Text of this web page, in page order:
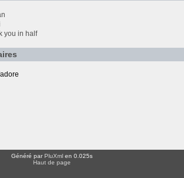
you in half
Généré parPluXml en 0.025s
Haut de page